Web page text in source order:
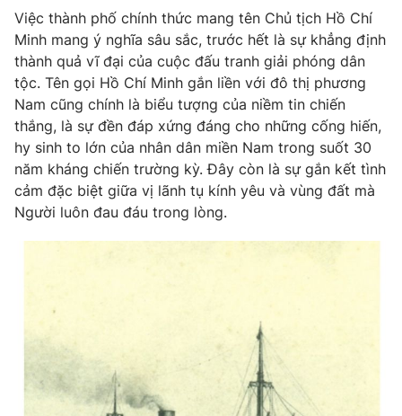
Việc thành phố chính thức mang tên Chủ tịch Hồ Chí
Minh mang ý nghĩa sâu sắc, trước hết là sự khẳng định
thành quả vĩ đại của cuộc đấu tranh giải phóng dân
tộc. Tên gọi Hồ Chí Minh gắn liền với đô thị phương
Nam cũng chính là biểu tượng của niềm tin chiến
thắng, là sự đền đáp xứng đáng cho những cống hiến,
hy sinh to lớn của nhân dân miền Nam trong suốt 30
năm kháng chiến trường kỳ. Đây còn là sự gắn kết tình
cảm đặc biệt giữa vị lãnh tụ kính yêu và vùng đất mà
Người luôn đau đáu trong lòng.